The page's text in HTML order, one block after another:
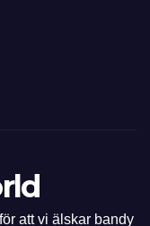
att vi älskar bandy